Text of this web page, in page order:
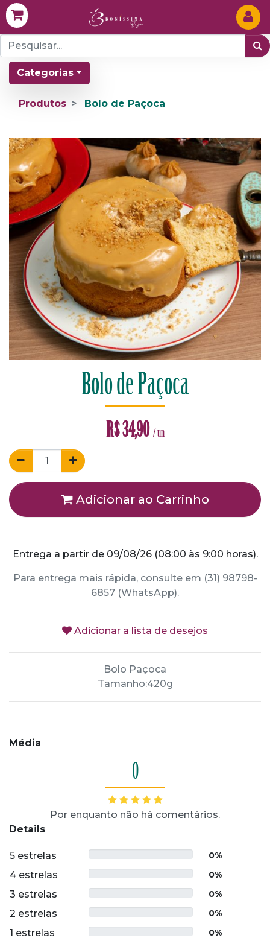
Categorias
Produtos Bolo de Paçoca
Bolo de Paçoca
R$34,90 / un
Adicionar ao Carrinho
Entrega a partir de 09/08/26 (08:00 às 9:00 horas).
Para entrega mais rápida, consulte em (31) 98798-
6857 (WhatsApp).
Adicionar a lista de desejos
Bolo Paçoca
Tamanho:420g
Média
0
Por enquanto não há comentários.
Details
5 estrelas 0%
4 estrelas 0%
3 estrelas 0%
2 estrelas 0%
1 estrelas 0%